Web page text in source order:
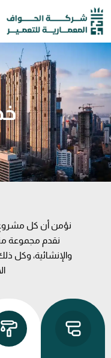
نؤمن أن كل
نقدم مجموعة
والإنشائية، وكل